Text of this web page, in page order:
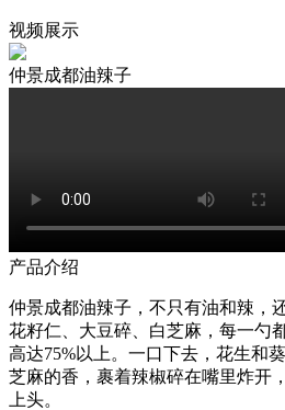
视频展示
仲景成都油辣子
产品介绍
仲景成都油辣子，不只有油和辣，
花籽仁、大豆碎、白芝麻，每一勺
高达75%以上。一口下去，花生和
芝麻的香，裹着辣椒碎在嘴里炸开
上头。